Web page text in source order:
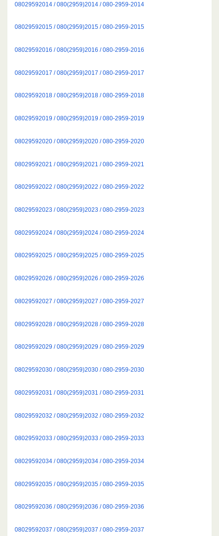
08029592014 / 080(2959)2014 / 080-2959-2014
08029592015 / 080(2959)2015 / 080-2959-2015
08029592016 / 080(2959)2016 / 080-2959-2016
08029592017 / 080(2959)2017 / 080-2959-2017
08029592018 / 080(2959)2018 / 080-2959-2018
08029592019 / 080(2959)2019 / 080-2959-2019
08029592020 / 080(2959)2020 / 080-2959-2020
08029592021 / 080(2959)2021 / 080-2959-2021
08029592022 / 080(2959)2022 / 080-2959-2022
08029592023 / 080(2959)2023 / 080-2959-2023
08029592024 / 080(2959)2024 / 080-2959-2024
08029592025 / 080(2959)2025 / 080-2959-2025
08029592026 / 080(2959)2026 / 080-2959-2026
08029592027 / 080(2959)2027 / 080-2959-2027
08029592028 / 080(2959)2028 / 080-2959-2028
08029592029 / 080(2959)2029 / 080-2959-2029
08029592030 / 080(2959)2030 / 080-2959-2030
08029592031 / 080(2959)2031 / 080-2959-2031
08029592032 / 080(2959)2032 / 080-2959-2032
08029592033 / 080(2959)2033 / 080-2959-2033
08029592034 / 080(2959)2034 / 080-2959-2034
08029592035 / 080(2959)2035 / 080-2959-2035
08029592036 / 080(2959)2036 / 080-2959-2036
08029592037 / 080(2959)2037 / 080-2959-2037